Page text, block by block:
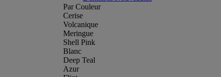
Par Couleur
Cerise
Volcanique
Meringue
Shell Pink
Blanc
Deep Teal
Azur